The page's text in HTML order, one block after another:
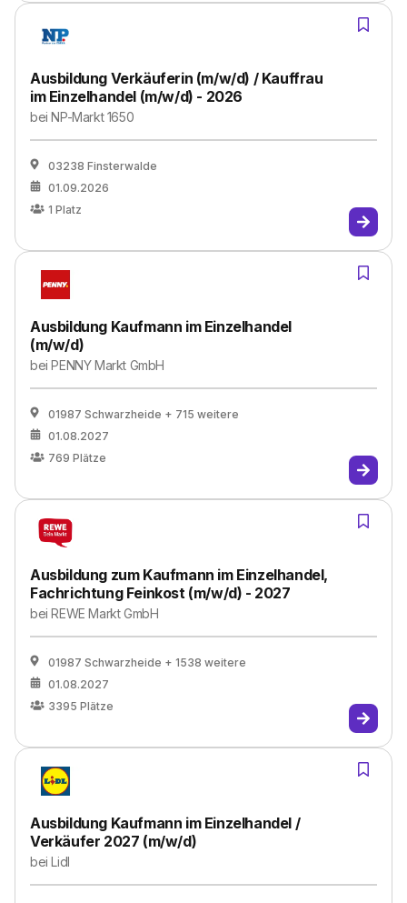
Ausbildung Verkäuferin (m/w/d) / Kauffrau
im Einzelhandel (m/w/d) - 2026
beiNP-Markt 1650
03238 Finsterwalde
01.09.2026
1 Platz
Ausbildung Kaufmann im Einzelhandel
(m/w/d)
beiPENNY Markt GmbH
01987 Schwarzheide + 715 weitere
01.08.2027
769 Plätze
Ausbildung zum Kaufmann im Einzelhandel,
Fachrichtung Feinkost (m/w/d) - 2027
beiREWE Markt GmbH
01987 Schwarzheide + 1538 weitere
01.08.2027
3395 Plätze
Ausbildung Kaufmann im Einzelhandel /
Verkäufer 2027 (m/w/d)
beiLidl